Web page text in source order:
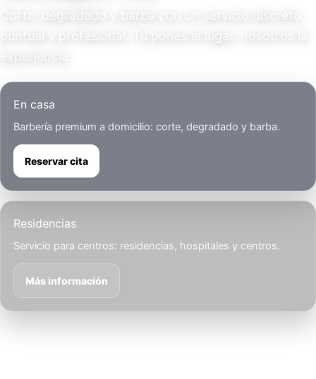
Corte, degradado y barba con un servicio discreto,
puntual y profesional. Tú pones el lugar, nosotros la
En casa
Barbería premium a domicilio: corte, degradado y barba.
Reservar cita
Residencias
Servicio para centros: residencias, hospitales y centros.
Más información